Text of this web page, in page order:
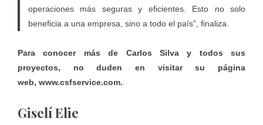
operaciones más seguras y eficientes. Esto no solo
beneficia a una empresa, sino a todo el país”, finaliza.
Para conocer más de Carlos Silva y todos sus
proyectos, no duden en visitar su página
web, www.csfservice.com.
Giselí Elie